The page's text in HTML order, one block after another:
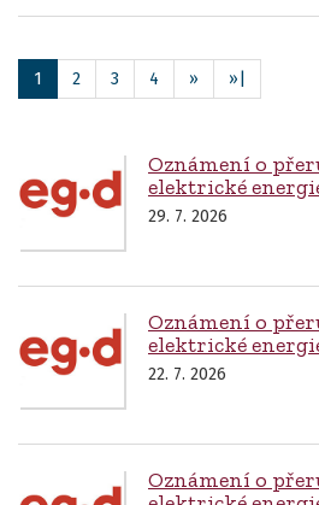
1 2 3 4 » »|
Oznámení o
elektrické
29. 7. 2026
Oznámení o
elektrické
22. 7. 2026
Oznámení o